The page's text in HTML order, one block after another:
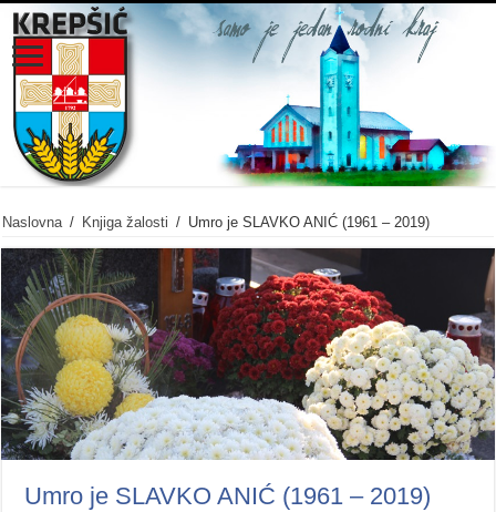
Naslovna / Knjiga žalosti / Umro je SLAVKO ANIĆ (1961 – 2019)
Umro je SLAVKO ANIĆ (1961 – 2019)